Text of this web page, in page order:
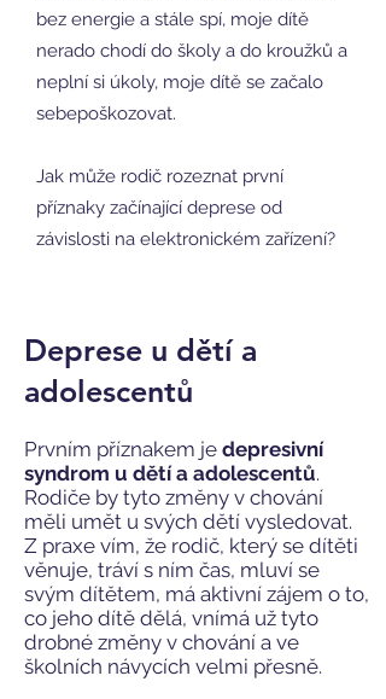
bez energie a stále spí, moje dítě
nerado chodí do školy a do kroužků a
neplní si úkoly, moje dítě se začalo
sebepoškozovat.
Jak může rodič rozeznat první
příznaky začínající deprese od
závislosti na elektronickém zařízení?
Deprese u dětí a
adolescentů
Prvním příznakem je depresivní
syndrom u dětí a adolescentů.
Rodiče by tyto změny v chování
měli umět u svých dětí vysledovat.
Z praxe vím, že rodič, který se dítěti
věnuje, tráví s ním čas, mluví se
svým dítětem, má aktivní zájem o to,
co jeho dítě dělá, vnímá už tyto
drobné změny v chování a ve
školních návycích velmi přesně.